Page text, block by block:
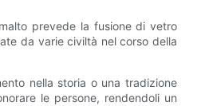
prevede la fusione di vetro
da varie civiltà nel corso della
nella storia o una tradizione
le persone, rendendoli un